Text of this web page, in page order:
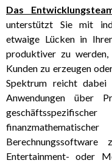
Das
unterstützt Sie mit
etwaige Lücken in
produktiver zu
Kunden zu erzeugen
Spektrum reicht
Anwendungen über
Entertainment- oder